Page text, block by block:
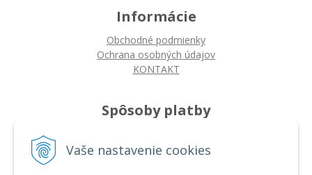
Vaše nastavenie cookies
Informácie
Obchodné podmienky
Ochrana osobných údajov
KONTAKT
Spôsoby platby
Platba bankovým prevodom